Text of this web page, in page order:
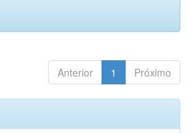
Anterior 1 Próximo